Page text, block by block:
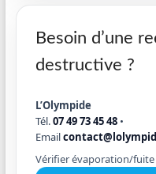
Besoin d’une
destructive ?
L’Olympide
Tél.07 49 73 45 48•
Email
Vérifier évaporation/fuite